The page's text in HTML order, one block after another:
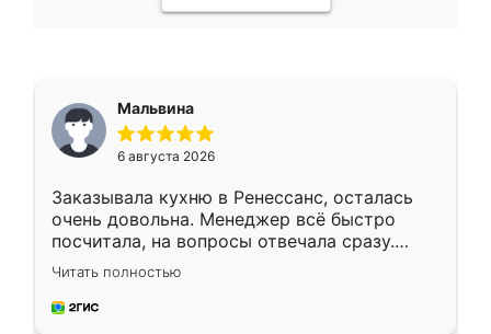
Мальвина
6 августа 2026
Заказывала кухню в Ренессанс, осталась
очень довольна. Менеджер всё быстро
посчитала, на вопросы отвечала сразу.
Замерщик приехал в субботу, подошёл к
делу со всей ответственностью. Собрали
за день, ребята работали аккуратно, даже
Читать полностью